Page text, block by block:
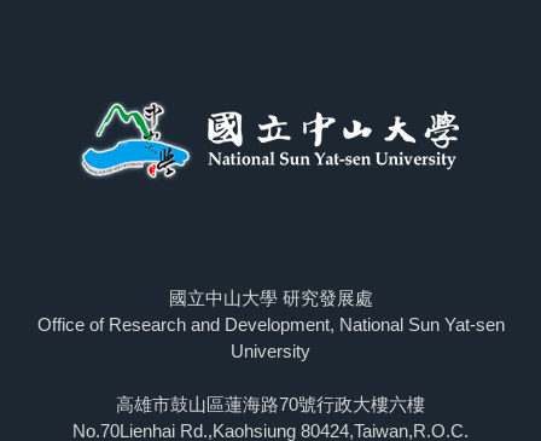
國立中山大學 研究發展處
Office of Research and Development, National Sun Yat-sen
University
高雄市鼓山區蓮海路70號行政大樓六樓
No.70Lienhai Rd.,Kaohsiung 80424,Taiwan,R.O.C.